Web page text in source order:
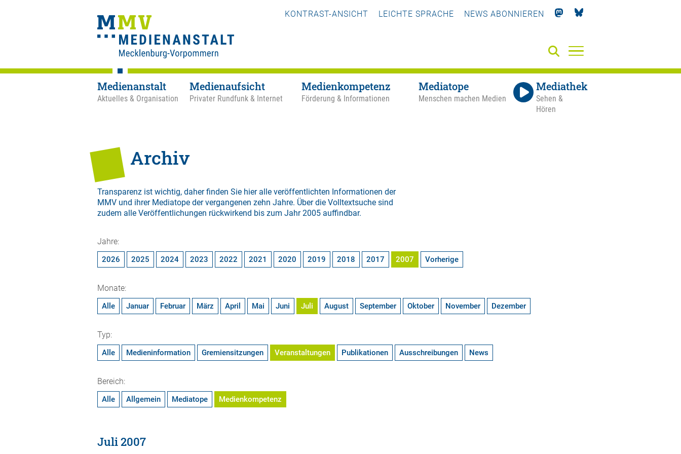
KONTRAST-ANSICHT LEICHTE SPRACHE NEWS ABONNIEREN
Medienanstalt
Aktuelles & Organisation
Medienaufsicht
Privater Rundfunk & Internet
Medienkompetenz
Förderung & Informationen
Mediatope
Menschen machen Medien
Mediathek
Sehen &
Hören
Archiv
Transparenz ist wichtig, daher finden Sie hier alle veröffentlichten Informationen der
MMV und ihrer Mediatope der vergangenen zehn Jahre. Über die Volltextsuche sind
zudem alle Veröffentlichungen rückwirkend bis zum Jahr 2005 auffindbar.
Jahre:
2026 2025 2024 2023 2022 2021 2020 2019 2018 2017 2007 Vorherige
Monate:
Alle Januar Februar März April Mai Juni Juli August September Oktober November Dezember
Typ:
Alle Medieninformation Gremiensitzungen Veranstaltungen Publikationen Ausschreibungen News
Bereich:
Alle Allgemein Mediatope Medienkompetenz
Juli 2007